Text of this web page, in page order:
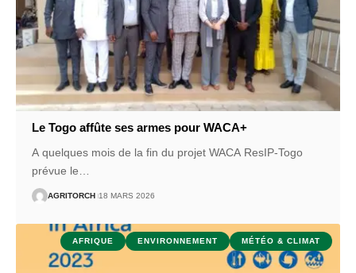
Le Togo affûte ses armes pour WACA+
A quelques mois de la fin du projet WACA ResIP-Togo
prévue le
AGRITORCH 18 MARS 2026
AFRIQUE ENVIRONNEMENT MÉTÉO & CLIMAT